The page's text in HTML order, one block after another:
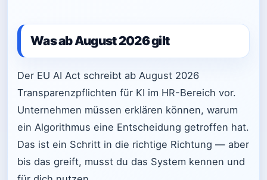
Was ab August 2026 gilt
Der EU AI Act schreibt ab August 2026
Transparenzpflichten für KI im HR-Bereich vor.
Unternehmen müssen erklären können, warum
ein Algorithmus eine Entscheidung getroffen hat.
Das ist ein Schritt in die richtige Richtung — aber
bis das greift, musst du das System kennen und